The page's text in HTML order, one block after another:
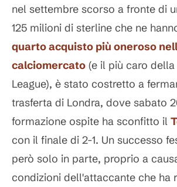
nel settembre scorso a fronte di
125 milioni di sterline che ne
quarto acquisto più oneroso
calciomercato (e il più caro
League), è stato costretto a
trasferta di Londra, dove sabato
formazione ospite ha sconfitto il
con il finale di 2-1. Un successo
però solo in parte, proprio a
condizioni dell'attaccante che ha